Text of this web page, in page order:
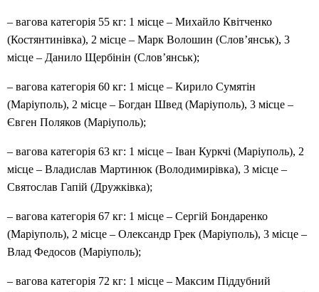
– вагова категорія 55 кг: 1 місце – Михайло Квітченко
(Костянтинівка), 2 місце – Марк Волошин (Слов’янськ), 3
місце – Данило Щербінін (Слов’янськ);
– вагова категорія 60 кг: 1 місце – Кирило Сумятін
(Маріуполь), 2 місце – Богдан Швед (Маріуполь), 3 місце –
Євген Поляков (Маріуполь);
– вагова категорія 63 кг: 1 місце – Іван Куркчі (Маріуполь), 2
місце – Владислав Мартинюк (Володимирівка), 3 місце –
Святослав Гапій (Дружківка);
– вагова категорія 67 кг: 1 місце – Сергій Бондаренко
(Маріуполь), 2 місце – Олександр Грек (Маріуполь), 3 місце –
Влад Федосов (Маріуполь);
– вагова категорія 72 кг: 1 місце – Максим Піддубний